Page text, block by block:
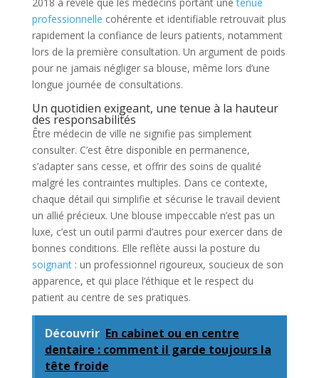
professionnelle cohérente et identifiable retrouvait plus
rapidement la confiance de leurs patients, notamment
lors de la première consultation. Un argument de poids
pour ne jamais négliger sa blouse, même lors d’une
longue journée de consultations.
Un quotidien exigeant, une tenue à la hauteur
des responsabilités
Être médecin de ville ne signifie pas simplement
consulter. C’est être disponible en permanence,
s’adapter sans cesse, et offrir des soins de qualité
malgré les contraintes multiples. Dans ce contexte,
chaque détail qui simplifie et sécurise le travail devient
un allié précieux. Une blouse impeccable n’est pas un
luxe, c’est un outil parmi d’autres pour exercer dans de
bonnes conditions. Elle reflète aussi la posture du
soignant: un professionnel rigoureux, soucieux de son
apparence, et qui place l’éthique et le respect du
patient au centre de ses pratiques.
Découvrir En cabinet ou en centre
dentaire : comment il garde toujours la
tête froide